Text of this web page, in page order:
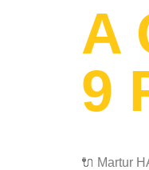
A
9
🔌 Martur